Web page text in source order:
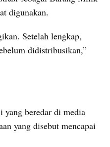
digunakan.
Setelah lengkap,
didistribusikan,”
yang beredar di media
yang disebut mencapai